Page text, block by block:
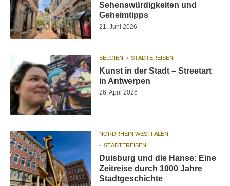
Sehenswürdigkeiten und
Geheimtipps
21. Juni 2026
BELGIEN STÄDTEREISEN
Kunst in der Stadt – Streetart
in Antwerpen
26. April 2026
NORDRHEIN WESTFALEN
STÄDTEREISEN
Duisburg und die Hanse: Eine
Zeitreise durch 1000 Jahre
Stadtgeschichte